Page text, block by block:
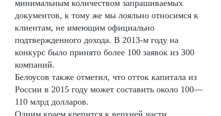
минимальным количеством запрашиваемых
документов, к тому же мы лояльно относимся к
клиентам, не имеющим официально
подтвержденного дохода. В 2013-м году на
конкурс было принято более 100 заявок из 300
компаний.
Белоусов также отметил, что отток капитала из
России в 2015 году может составить около 100—
110 млрд долларов.
Одним краем крепится к верхней части